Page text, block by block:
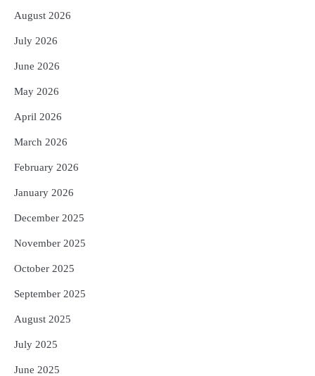
5
August 2026
July 2026
June 2026
May 2026
April 2026
March 2026
February 2026
January 2026
December 2025
November 2025
October 2025
September 2025
August 2025
July 2025
June 2025